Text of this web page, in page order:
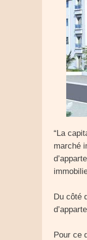
“La
marché
Du côté
Pour ce